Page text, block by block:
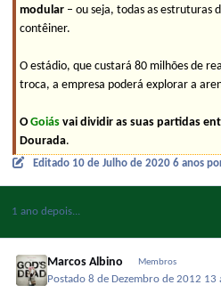
modular – ou seja, todas as estruturas
contêiner.
O estádio, que custará 80 milhões de
troca, a empresa poderá explorar a
OGoiás vai dividir as suas partidas
Dourada.
Editado 10 de Julho de 2020 6 anos
1 ano depois...
Marcos Albino Membros
Postado8 de Dezembro de 2012 13